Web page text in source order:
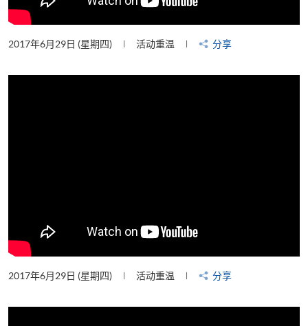
2017年6月29日 (星期四) 活动重温 分享
2017年6月29日 (星期四) 活动重温 分享